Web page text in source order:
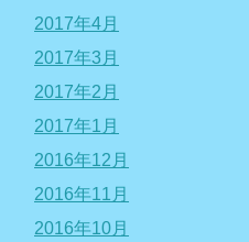
2017年4月
2017年3月
2017年2月
2017年1月
2016年12月
2016年11月
2016年10月